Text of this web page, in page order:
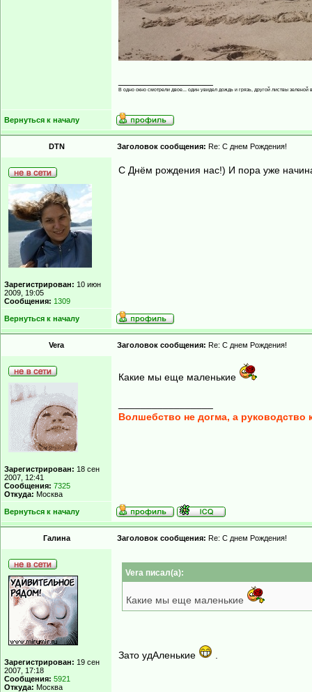
В одно окно смотрели двое... один увидел дождь и грязь, другой листвы
Вернуться к началу
DTN Заголовок сообщения: Re: С днем Рождения!
Зарегистрирован: 10 июн
2009, 19:05
Сообщения: 1309
С Днём рождения нас!) И пора уже
Вернуться к началу
Vera Заголовок сообщения: Re: С днем Рождения!
Зарегистрирован: 18 сен
2007, 12:41
Сообщения: 7325
Откуда: Москва
Какие мы еще маленькие
Волшебство не догма, а руководство
Вернуться к началу
Гaлинa Заголовок сообщения: Re: С днем Рождения!
Зарегистрирован: 19 сен
2007, 17:18
Сообщения: 5921
Откуда: Москва
Vera писал(а):
Какие мы еще маленькие
Зато удАленькие